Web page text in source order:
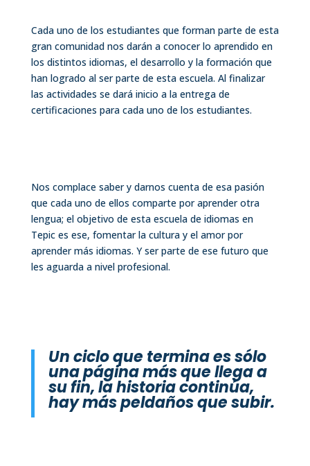
Cada uno de los estudiantes que forman parte de esta
gran comunidad nos darán a conocer lo aprendido en
los distintos idiomas, el desarrollo y la formación que
han logrado al ser parte de esta escuela. Al finalizar
las actividades se dará inicio a la entrega de
certificaciones para cada uno de los estudiantes.
Nos complace saber y darnos cuenta de esa pasión
que cada uno de ellos comparte por aprender otra
lengua; el objetivo de esta escuela de idiomas en
Tepic es ese, fomentar la cultura y el amor por
aprender más idiomas. Y ser parte de ese futuro que
les aguarda a nivel profesional.
Un ciclo que termina es sólo
una página más que llega a
su fin, la historia continúa,
hay más peldaños que subir.